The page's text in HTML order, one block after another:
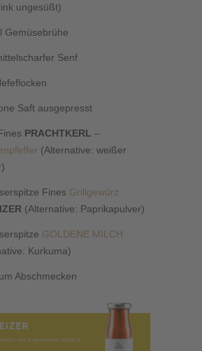
ungesüßt)
Gemüsebrühe
Senf
Saft ausgepresst
PRACHTKERL –
(Alternative: weißer
Fines Grillgewürz
(Alternative: Paprikapulver)
GOLDENE MILCH
Kurkuma)
Abschmecken